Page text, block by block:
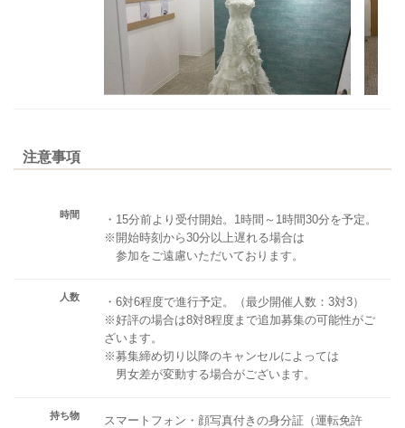
注意事項
時間
・15分前より受付開始。1時間～1時間30分を予定。
※開始時刻から30分以上遅れる場合は
参加をご遠慮いただいております。
人数
・6対6程度で進行予定。（最少開催人数：3対3）
※好評の場合は8対8程度まで追加募集の可能性がご
ざいます。
※募集締め切り以降のキャンセルによっては
男女差が変動する場合がございます。
持ち物
スマートフォン・顔写真付きの身分証（運転免許